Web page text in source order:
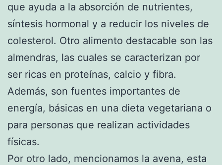
que ayuda a la absorción de nutrientes,
síntesis hormonal y a reducir los niveles de
colesterol. Otro alimento destacable son las
almendras, las cuales se caracterizan por
ser ricas en proteínas, calcio y fibra.
Además, son fuentes importantes de
energía, básicas en una dieta vegetariana o
para personas que realizan actividades
físicas.
Por otro lado, mencionamos la avena, esta